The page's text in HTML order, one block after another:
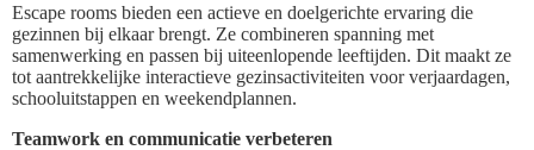
Escape rooms bieden een actieve en doelgerichte ervaring die
gezinnen bij elkaar brengt. Ze combineren spanning met
samenwerking en passen bij uiteenlopende leeftijden. Dit maakt ze
tot aantrekkelijke interactieve gezinsactiviteiten voor verjaardagen,
schooluitstappen en weekendplannen.
Teamwork en communicatie verbeteren